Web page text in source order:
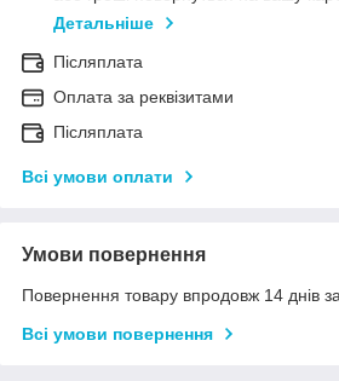
Детальніше
Післяплата
Оплата за реквізитами
Післяплата
Всі умови оплати
Умови повернення
Повернення товару впродовж 14 днів
Всі умови повернення